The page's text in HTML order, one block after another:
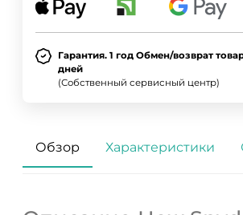
Гарантия. 1 год Обмен/возврат
дней
(Собственный сервисный центр)
Обзор Характеристики